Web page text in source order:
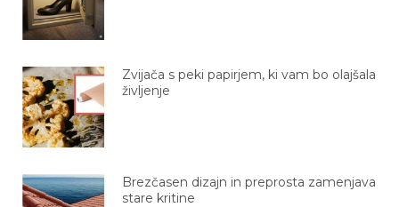
Zvijača s peki papirjem, ki vam bo olajšala
življenje
Brezčasen dizajn in preprosta zamenjava
stare kritine